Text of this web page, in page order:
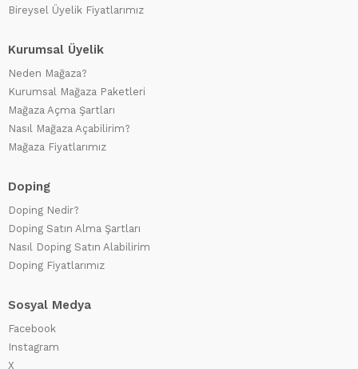
Bireysel Üyelik Fiyatlarımız
Kurumsal Üyelik
Neden Mağaza?
Kurumsal Mağaza Paketleri
Mağaza Açma Şartları
Nasıl Mağaza Açabilirim?
Mağaza Fiyatlarımız
Doping
Doping Nedir?
Doping Satın Alma Şartları
Nasıl Doping Satın Alabilirim
Doping Fiyatlarımız
Sosyal Medya
Facebook
Instagram
X